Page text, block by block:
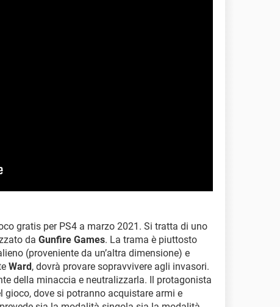
gratis per PS4 a marzo 2021. Si tratta di uno
da Gunfire Games. La trama è piuttosto
(proveniente da un’altra dimensione) e
Ward , dovrà provare sopravvivere agli invasori.
della minaccia e neutralizzarla. Il protagonista
gioco, dove si potranno acquistare armi e